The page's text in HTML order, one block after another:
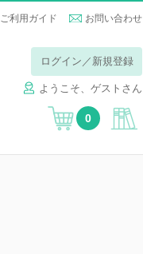
ご利用ガイド お問い合わせ
ログイン／新規登録
ようこそ、ゲストさん
0